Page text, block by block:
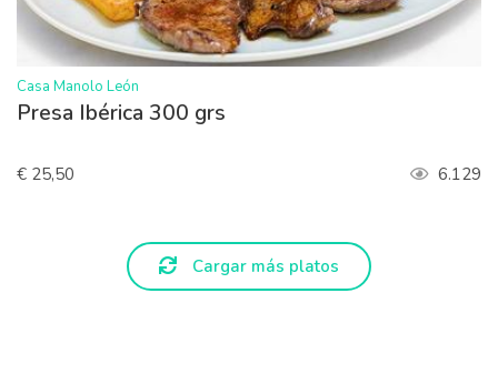
>
Casa Manolo León
Presa Ibérica 300 grs
€ 25,50 6.129
Cargar más platos